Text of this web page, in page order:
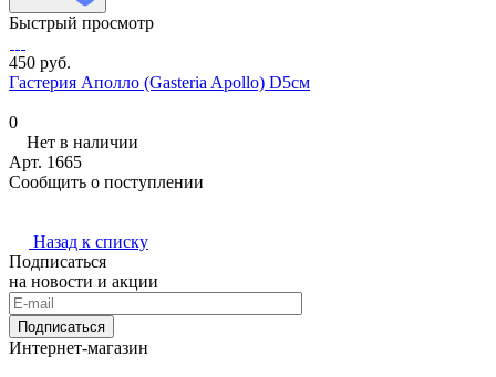
Быстрый просмотр
450 руб.
Гастерия Аполло (Gasteria Apollo) D5см
0
Нет в наличии
Арт. 1665
Сообщить о поступлении
Назад к списку
Подписаться
на новости и акции
Подписаться
Интернет-магазин